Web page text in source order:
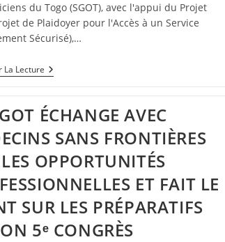
du Togo (SGOT), avec l'appui du Projet
de Plaidoyer pour l'Accès à un Service
Sécurisé),…
La Lecture
ÉCHANGE AVEC
SANS FRONTIÈRES
OPPORTUNITÉS
ET FAIT LE
SUR LES PRÉPARATIFS
5ᵉ CONGRÈS